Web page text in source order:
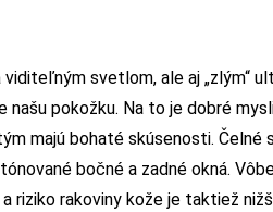
svetlom, ale aj „zlým“
našu pokožku. Na to je dobré
majú bohaté skúsenosti. Čelné
bočné a zadné okná.
riziko rakoviny kože je taktiež